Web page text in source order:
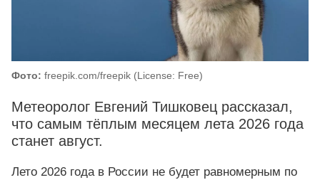
Фото: freepik.com/freepik (License: Free)
Метеоролог Евгений Тишковец рассказал,
что самым тёплым месяцем лета 2026 года
станет август.
Лето 2026 года в России не будет равномерным по